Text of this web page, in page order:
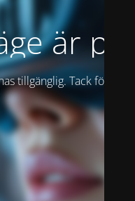
är på
tillgänglig. Tack för ditt